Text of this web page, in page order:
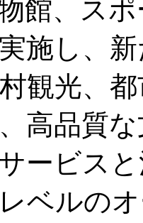
館、ス
施し、
観光、
高品質
ービス
レベルの